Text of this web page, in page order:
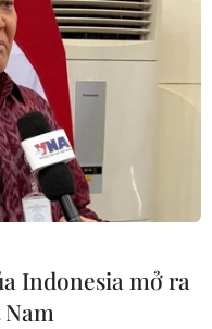
Trưng đang treo cờ rủ
Trọng. (Ảnh: Minh
Indonesia mở ra